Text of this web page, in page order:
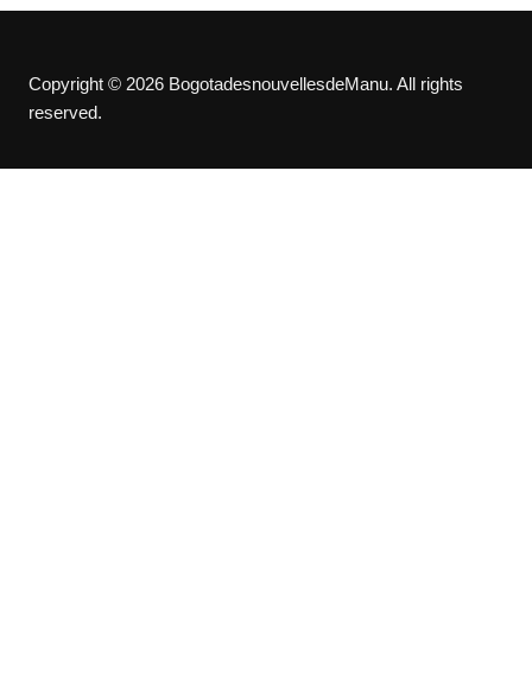
Copyright © 2026 BogotadesnouvellesdeManu. All rights
reserved.